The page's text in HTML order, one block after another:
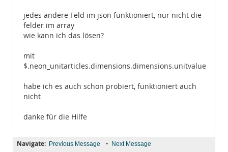
jedes andere Feld im json funktioniert, nur nicht die
felder im array
wie kann ich das lösen?
mit
$.neon_unitarticles.dimensions.dimensions.unitvalue
habe ich es auch schon probiert, funktioniert auch
nicht
danke für die Hilfe
Navigate: Previous Message • Next Message